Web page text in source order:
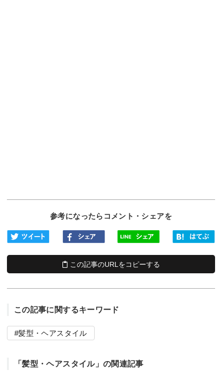
参考になったらコメント・シェアを
この記事のURLをコピーする
この記事に関するキーワード
髪型・ヘアスタイル
「髪型・ヘアスタイル」の関連記事